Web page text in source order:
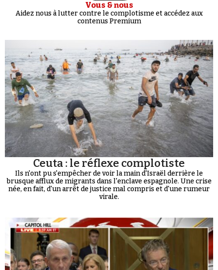
Vous & nous
Aidez nous à lutter contre le complotisme et accédez aux
contenus Premium
Ceuta : le réflexe complotiste
Ils n'ont pu s'empêcher de voir la main d'Israël derrière le
brusque afflux de migrants dans l'enclave espagnole. Une crise
née, en fait, d'un arrêt de justice mal compris et d'une rumeur
virale.